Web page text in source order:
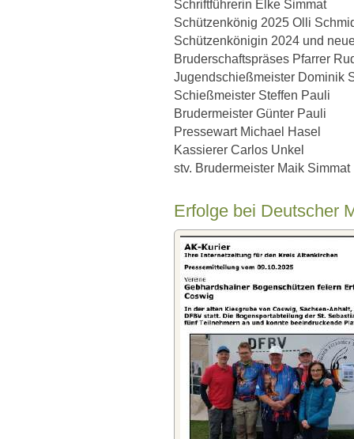
Schriftführerin Elke Simmat
Schützenkönig 2025 Olli
Schützenkönigin 2024 und
Bruderschaftspräses Pfarrer
Jugendschießmeister Dominik
Schießmeister Steffen Pauli
Brudermeister Günter Pauli
Pressewart Michael Hasel
Kassierer Carlos Unkel
stv. Brudermeister Maik Simmat
Erfolge bei Deutscher